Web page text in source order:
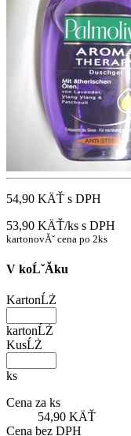
54,90 KÄŤ s DPH
53,90 KÄŤ/ks s DPH
kartonovĂˇ cena po 2ks
V koĹˇĂ­ku
KartonĹŻ
kartonĹŻ
KusĹŻ
ks
Cena za ks
54,90 KÄŤ
Cena bez DPH